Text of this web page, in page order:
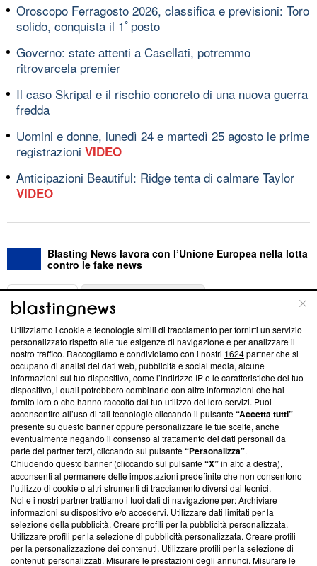
Oroscopo Ferragosto 2026, classifica e previsioni: Toro
solido, conquista il 1ﾟposto
Governo: state attenti a Casellati, potremmo
ritrovarcela premier
Il caso Skripal e il rischio concreto di una nuova guerra
fredda
Uomini e donne, lunedì 24 e martedì 25 agosto le prime
registrazioni VIDEO
Anticipazioni Beautiful: Ridge tenta di calmare Taylor
VIDEO
Blasting News lavora con l’Unione Europea nella lotta
contro le fake news
ABOUT
Questa sezione offre informazioni trasparenti su Blasting
News, sui nostri processi editoriali e su come ci impegniamo a
creare news di qualità. Inoltre, afferma la nostra aderenza a
‘Trust Project - News with Integrity’Blasting News non è
ancora membro del programma, ma ha richiesto di farne
parte; Trust Project non ha ancora effettuato una verifica di
conformità agli standard.
Su di noi
Team editoriale
Corporate
Redazione
Informativa Privacy
Utilizziamo i cookie e tecnologie simili di tracciamento per fornirti un servizio
personalizzato rispetto alle tue esigenze di navigazione e per analizzare il
nostro traffico. Raccogliamo e condividiamo con i nostri 1624partner che si
occupano di analisi dei dati web, pubblicità e social media, alcune
informazioni sul tuo dispositivo, come l’indirizzo IP e le caratteristiche del tuo
dispositivo, i quali potrebbero combinarle con altre informazioni che hai
fornito loro o che hanno raccolto dal tuo utilizzo dei loro servizi. Puoi
acconsentire all’uso di tali tecnologie cliccando il pulsante“Accetta tutti”
presente su questo banner oppure personalizzare le tue scelte, anche
eventualmente negando il consenso al trattamento dei dati personali da
parte dei partner terzi, cliccando sul pulsante“Personalizza”.
Chiudendo questo banner (cliccando sul pulsante“X”in alto a destra),
acconsenti al permanere delle impostazioni predefinite che non consentono
l’utilizzo di cookie o altri strumenti di tracciamento diversi dai tecnici.
Noi e i nostri partner trattiamo i tuoi dati di navigazione per: Archiviare
informazioni su dispositivo e/o accedervi. Utilizzare dati limitati per la
selezione della pubblicità. Creare profili per la pubblicità personalizzata.
Utilizzare profili per la selezione di pubblicità personalizzata. Creare profili
per la personalizzazione dei contenuti. Utilizzare profili per la selezione di
contenuti personalizzati. Misurare le prestazioni degli annunci. Misurare le